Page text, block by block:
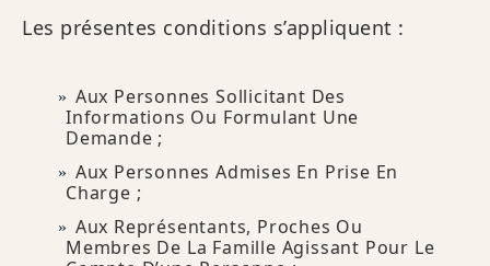
Les présentes conditions s’appliquent :
Aux Personnes Sollicitant Des
Informations Ou Formulant Une
Demande ;
Aux Personnes Admises En Prise En
Charge ;
Aux Représentants, Proches Ou
Membres De La Famille Agissant Pour Le